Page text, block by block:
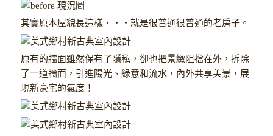
其實原本屋貌長這樣‧‧‧就是很普通很普通的老房子。
原有的牆面雖然保有了隱私，卻也把景緻阻擋在外，拆除
了一道牆面，引進陽光、綠意和流水，內外共享美景，展
現新豪宅的氣度！